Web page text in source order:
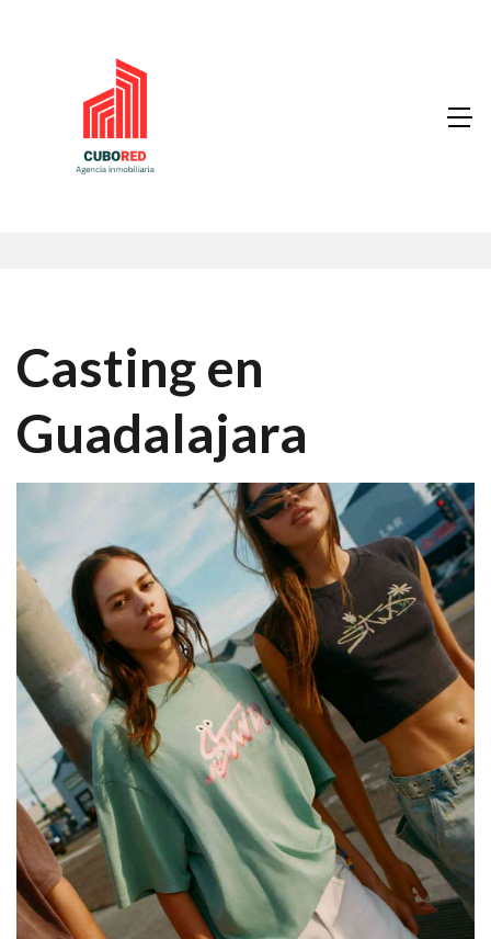
Casting en
Guadalajara